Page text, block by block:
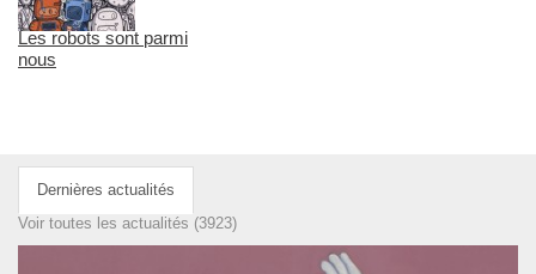
Les robots sont parmi
nous
Dernières actualités
Voir toutes les actualités (3923)